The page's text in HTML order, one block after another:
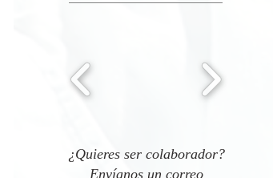
¿Quieres ser colaborador?
Envíanos un correo